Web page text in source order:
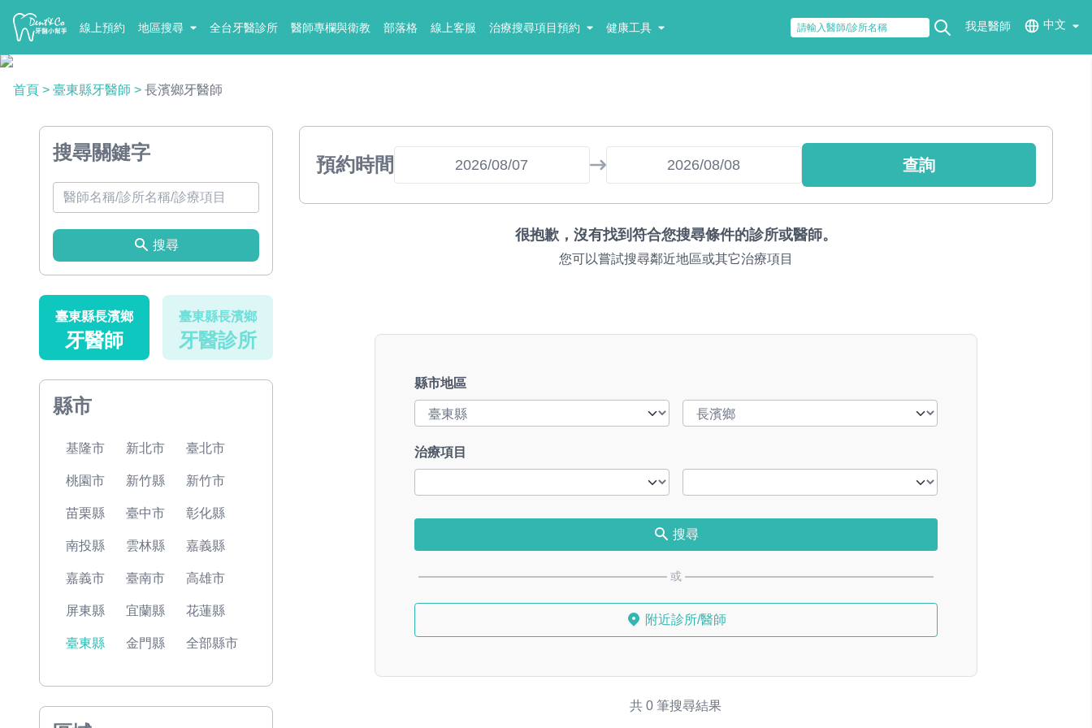
線上預約 地區搜尋 全台牙醫診所 醫師專欄與衛教 部落格 線上客服 治療搜尋項目預約 健康工具 我是醫師 中文
首頁 > 臺東縣牙醫師 > 長濱鄉牙醫師
搜尋關鍵字
搜尋
臺東縣長濱鄉
牙醫師
臺東縣長濱鄉
牙醫診所
縣市
基隆市 新北市 臺北市
桃園市 新竹縣 新竹市
苗栗縣 臺中市 彰化縣
南投縣 雲林縣 嘉義縣
嘉義市 臺南市 高雄市
屏東縣 宜蘭縣 花蓮縣
臺東縣 金門縣 全部縣市
預約時間 查詢
很抱歉，沒有找到符合您搜尋條件的診所或醫師。
您可以嘗試搜尋鄰近地區或其它治療項目
縣市地區
治療項目
搜尋
或
附近診所/醫師
共 0 筆搜尋結果